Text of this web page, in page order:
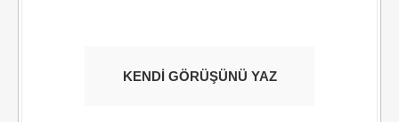
KENDI GÖRÜŞÜNÜ YAZ